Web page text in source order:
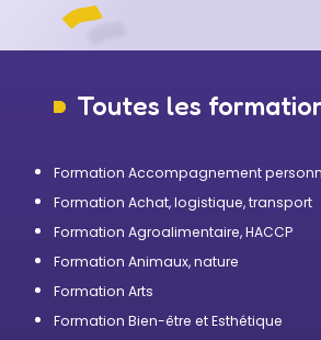
Toutes les
Formation Accompagnement
Formation Achat, logistique, transport
Formation Agroalimentaire, HACCP
Formation Animaux, nature
Formation Arts
Formation Bien-être et Esthétique